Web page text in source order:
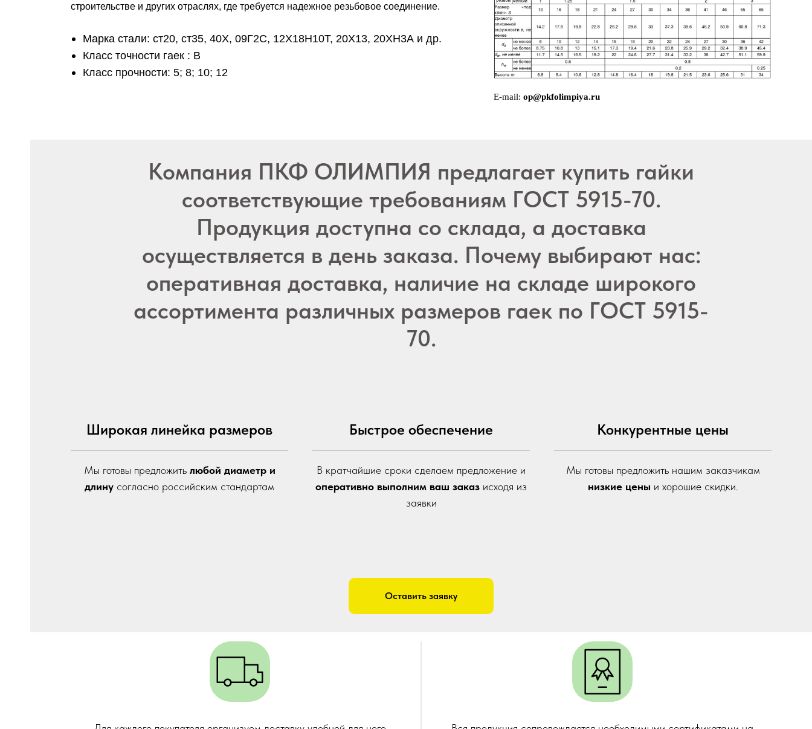
строительстве и других отраслях, где требуется надежное резьбовое соединение.
Марка стали: ст20, ст35, 40Х, 09Г2С, 12Х18Н10Т, 20Х13, 20ХН3А и др.
Класс точности гаек : В
Класс прочности: 5; 8; 10; 12
E-mail: op@pkfolimpiya.ru
Компания ПКФ ОЛИМПИЯ предлагает купить гайки
соответствующие требованиям ГОСТ 5915-70.
Продукция доступна со склада, а доставка
осуществляется в день заказа. Почему выбирают нас:
оперативная доставка, наличие на складе широкого
ассортимента различных размеров гаек по ГОСТ 5915-
70.
Широкая линейка размеров
Мы готовы предложить любой диаметр и
длину согласно российским стандартам
Быстрое обеспечение
В кратчайшие сроки сделаем предложение и
оперативно выполним ваш заказ исходя из
заявки
Конкурентные цены
Мы готовы предложить нашим заказчикам
низкие цены и хорошие скидки.
Оставить заявку